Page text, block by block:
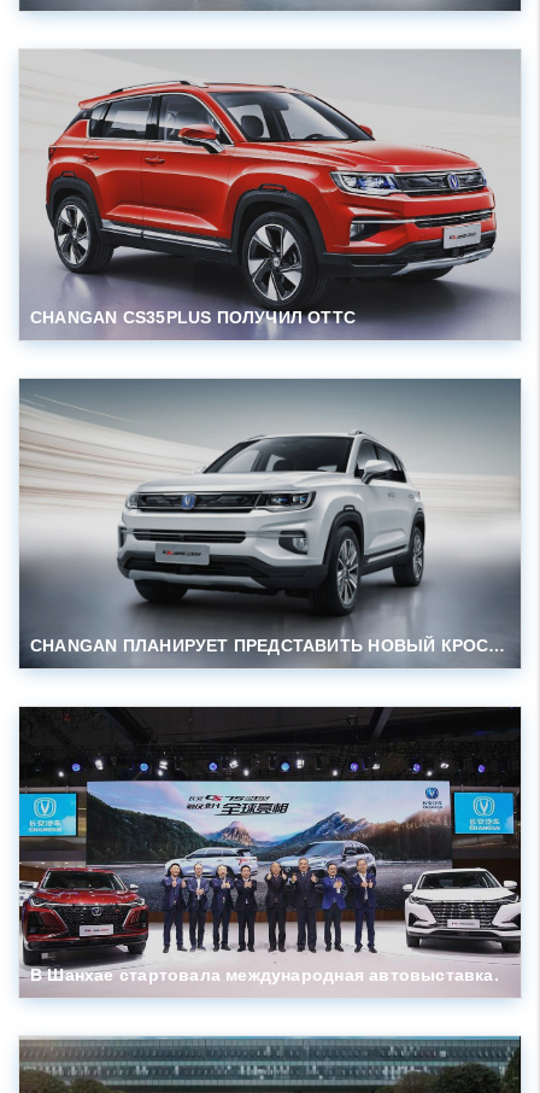
CHANGAN CS35PLUS ПОЛУЧИЛ ОТТС
CHANGAN ПЛАНИРУЕТ ПРЕДСТАВИТЬ НОВЫЙ КРОССОВЕР CS35PLUS ДЛЯ РОССИИ
В Шанхае стартовала международная автовыставка.